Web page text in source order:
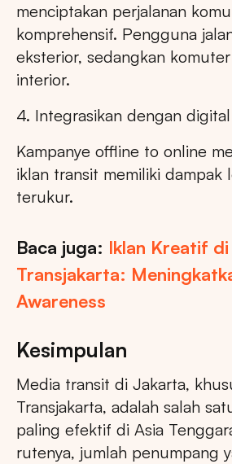
menciptakan perjalanan
komprehensif. Pengguna
eksterior, sedangkan
interior.
4. Integrasikan dengan digital
Kampanye offline to online
iklan transit memiliki dampak
terukur.
Baca juga: Iklan Kreatif di
Transjakarta:
Awareness
Kesimpulan
Media transit di Jakarta,
Transjakarta, adalah salah
paling efektif di Asia
rutenya, jumlah penumpang